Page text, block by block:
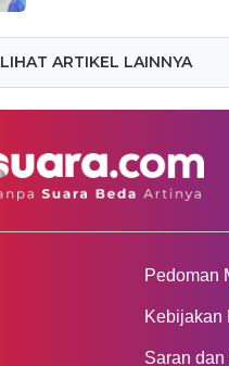
LIHAT ARTIKEL LAINNYA
Pedoman
Kebijakan
Saran dan